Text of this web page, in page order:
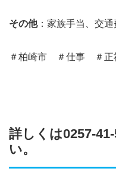
その他：家族手当、交通
＃柏崎市 ＃仕事 ＃正
詳しくは0257-
い。